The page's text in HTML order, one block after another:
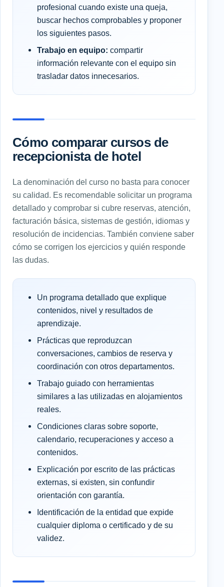
profesional cuando existe una queja,
buscar hechos comprobables y proponer
los siguientes pasos.
Trabajo en equipo: compartir
información relevante con el equipo sin
trasladar datos innecesarios.
Cómo comparar cursos de
recepcionista de hotel
La denominación del curso no basta para conocer
su calidad. Es recomendable solicitar un programa
detallado y comprobar si cubre reservas, atención,
facturación básica, sistemas de gestión, idiomas y
resolución de incidencias. También conviene saber
cómo se corrigen los ejercicios y quién responde
las dudas.
Un programa detallado que explique
contenidos, nivel y resultados de
aprendizaje.
Prácticas que reproduzcan
conversaciones, cambios de reserva y
coordinación con otros departamentos.
Trabajo guiado con herramientas
similares a las utilizadas en alojamientos
reales.
Condiciones claras sobre soporte,
calendario, recuperaciones y acceso a
contenidos.
Explicación por escrito de las prácticas
externas, si existen, sin confundir
orientación con garantía.
Identificación de la entidad que expide
cualquier diploma o certificado y de su
validez.